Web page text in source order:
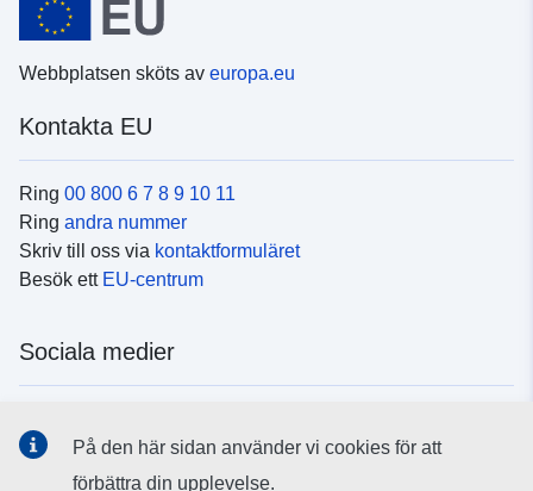
Webbplatsen sköts av europa.eu
Kontakta EU
Ring 00 800 6 7 8 9 10 11
Ring andra nummer
Skriv till oss via kontaktformuläret
Besök ett EU-centrum
Sociala medier
På den här sidan använder vi cookies för att
förbättra din upplevelse.